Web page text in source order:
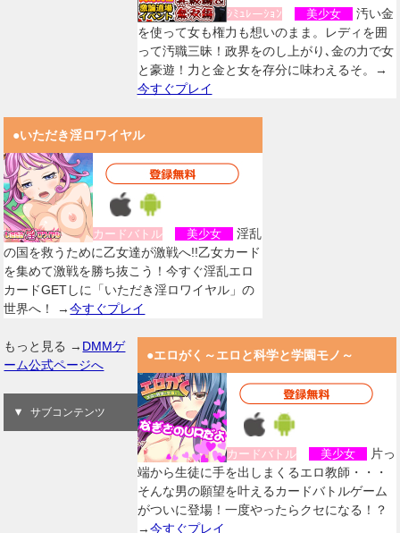
ｼﾐｭﾚーｼｮﾝ 美少女
汚い金
を使って女も権力も想いのまま。レディを囲
って汚職三昧！政界をのし上がり､金の力で女
と豪遊！力と金と女を存分に味わえるそ。→
今すぐプレイ
●いただき淫ロワイヤル
カードバトル 美少女
淫乱
の国を救うために乙女達が激戦へ!!乙女カード
を集めて激戦を勝ち抜こう！今すぐ淫乱エロ
カードGETしに「いただき淫ロワイヤル」の
世界へ！ →今すぐプレイ
●エロがく～エロと科学と学園モノ～
カードバトル 美少女
片っ
端から生徒に手を出しまくるエロ教師・・・
そんな男の願望を叶えるカードバトルゲーム
がついに登場！一度やったらクセになる！？
→今すぐプレイ
もっと見る → DMMゲ
ーム公式ページへ
サブコンテンツ